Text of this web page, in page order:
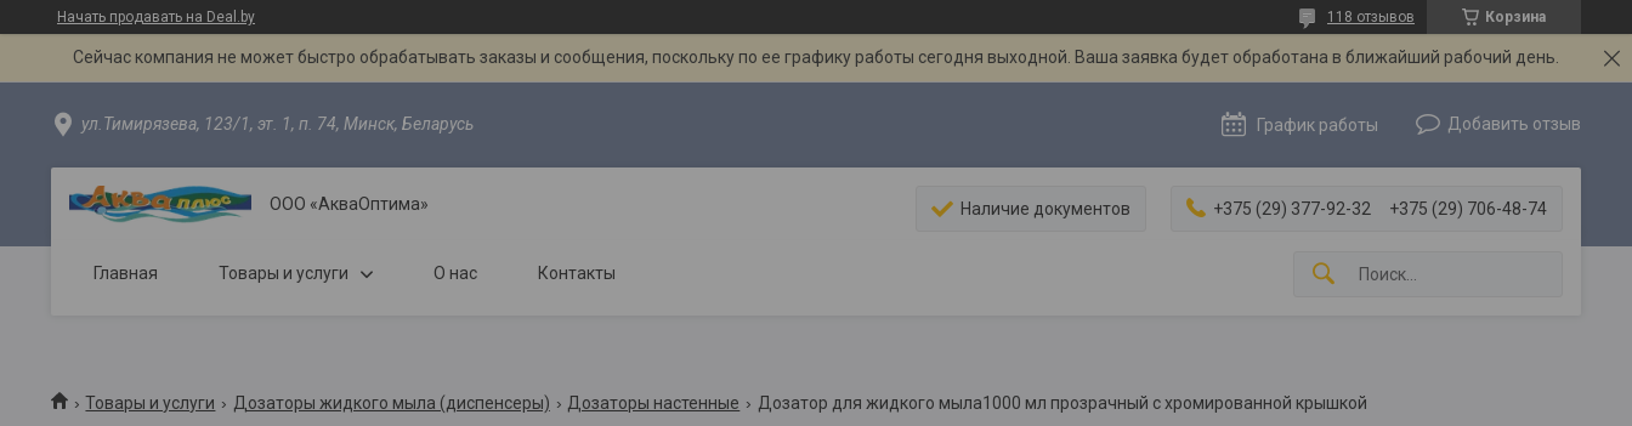
Начать продавать на Deal.by Корзина
118 отзывов
Сейчас компания не может быстро обрабатывать заказы и сообщения, поскольку по ее графику работы сегодня выходной. Ваша заявка будет обработана в ближайший рабочий день.
ул.Тимирязева, 123/1, эт. 1, п. 74, Минск, Беларусь График работы Добавить отзыв
ООО «АкваОптима» Наличие документов +375 (29) 377-92-32 +375 (29) 706-48-74
Главная Товары и услуги О нас Контакты
Товары и услуги Дозаторы жидкого мыла (диспенсеры) Дозаторы настенные Дозатор для жидкого мыла1000 мл прозрачный с хромированной крышкой